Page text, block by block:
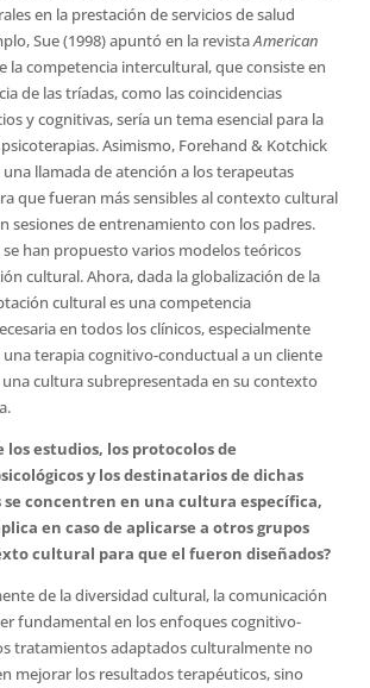
en la prestación de servicios de salud
Sue (1998) apuntó en la revistaAmerican
la competencia intercultural, que consiste en
de las tríadas, como las coincidencias
y cognitivas, sería un tema esencial para la
Asimismo, Forehand & Kotchick
una llamada de atención a los terapeutas
que fueran más sensibles al contexto cultural
sesiones de entrenamiento con los padres.
se han propuesto varios modelos teóricos
cultural. Ahora, dada la globalización de la
cultural es una competencia
en todos los clínicos, especialmente
terapia cognitivo-conductual a un cliente
cultura subrepresentada en su contexto
los estudios, los protocolos de
y los destinatarios de dichas
concentren en una cultura específica,
en caso de aplicarse a otros grupos
cultural para que el fueron diseñados?
de la diversidad cultural, la comunicación
fundamental en los enfoques cognitivo-
tratamientos adaptados culturalmente no
mejorar los resultados terapéuticos, sino